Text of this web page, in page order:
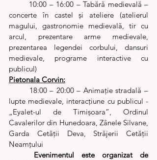
concerte în castel şi ateliere (atelierul
magului, gastronomie medievală, tir cu
arcul, prezentare arme medievale,
prezentarea legendei corbului, dansuri
medievale, programe interactive cu
publicul)
Pietonala Corvin:
lupte medievale, interacţiune cu publicul -
„Eyalet-ul de Timişoara”, Ordinul
Cavalerilor din Hunedoara, Zânele Silvane,
Garda Cetăţii Deva, Străjerii Cetăţii
Neamţului
Evenimentul este organizat de